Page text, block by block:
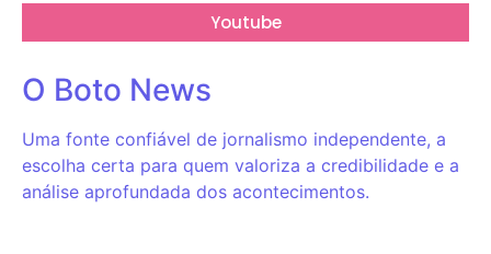
Youtube
O Boto News
Uma fonte confiável de jornalismo independente, a
escolha certa para quem valoriza a credibilidade e a
análise aprofundada dos acontecimentos.